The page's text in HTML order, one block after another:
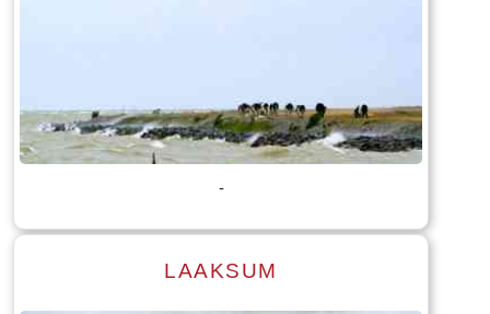
Tekst: © Foto: © Bauke Folkertsma
-
LAAKSUM